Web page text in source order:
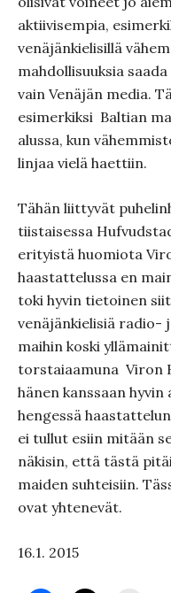
aktiivisempia,
venäjänkielisillä
mahdollisuuksia
vain Venäjän media.
esimerkiksi Baltian
alussa, kun
linjaa vielä haettiin.
Tähän liittyvät
tiistaisessa
erityistä huomiota
haastattelussa en
toki hyvin tietoinen
venäjänkielisiä radio-
maihin koski
torstaiaamuna Viron
hänen kanssaan hyvin
hengessä
ei tullut esiin mitään
näkisin, että tästä
maiden suhteisiin.
ovat yhtenevät.
16.1. 2015